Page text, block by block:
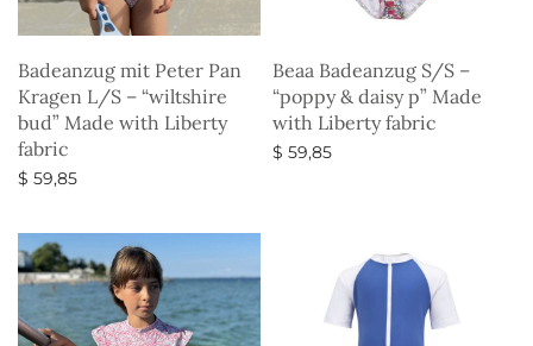
Badeanzug mit Peter Pan
Kragen L/S – “wiltshire
bud” Made with Liberty
fabric
$ 59,85
Beaa Badeanzug S/S –
“poppy & daisy p” Made
with Liberty fabric
$ 59,85